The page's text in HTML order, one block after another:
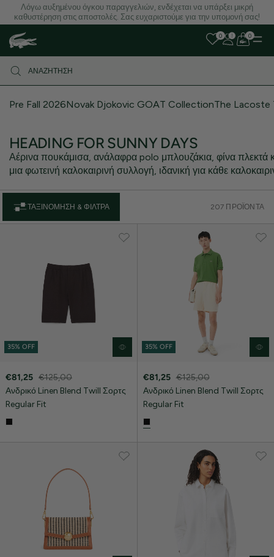
Λόγω αυξημένου όγκου παραγγελιών, ενδέχεται να υπάρξει μικρή
καθυστέρηση στις αποστολές. Σας ευχαριστούμε για την υπομονή σας!
0 0
Pre Fall 2026Novak Djokovic GOAT CollectionThe Lacoste
HEADING FOR SUNNY DAYS
Αέρινα πουκάμισα, ανάλαφρα polo μπλουζάκια, φίνα πλεκτά
μια φωτεινή καλοκαιρινή συλλογή, ιδανική για κάθε
ΤΑΞΙΝΌΜΗΣΗ & ΦΊΛΤΡΑ 207 ΠΡΟΪΌΝΤΑ
35% OFF
€81,25 €125,00
Ανδρικό Linen Blend Twill Σορτς
Regular Fit
35% OFF
€81,25 €125,00
Ανδρικό Linen Blend Twill Σορτς
Regular Fit